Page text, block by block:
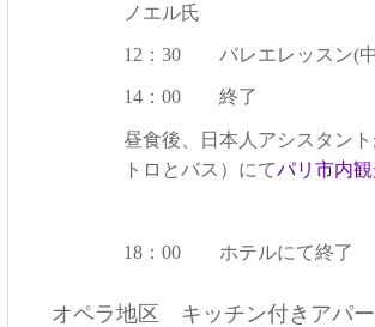
ノエル氏
12：30 バレエレッスン(中
14：00 終了
昼食後、 日本人アシスタン
トロとバス）にてパリ市内
18：00 ホテルにて終了
オペラ地区 キッチン付きアパ